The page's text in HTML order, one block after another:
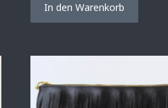
In den Warenkorb